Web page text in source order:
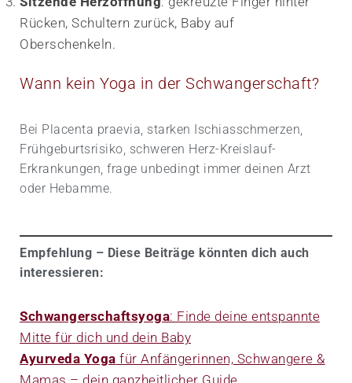
Rücken, Schultern zurück, Baby auf
Oberschenkeln.
Wann kein Yoga in der Schwangerschaft?
Bei Placenta praevia, starken Ischias­schmerzen,
Frühgeburts­risiko, schweren Herz-Kreislauf-
Erkrankungen, frage unbedingt immer deinen Arzt
oder Hebamme.
Empfehlung – Diese Beiträge könnten dich auch
interessieren:
Schwangerschaftsyoga: Finde deine entspannte
Mitte für dich und dein Baby
Ayurveda Yoga für Anfängerinnen, Schwangere &